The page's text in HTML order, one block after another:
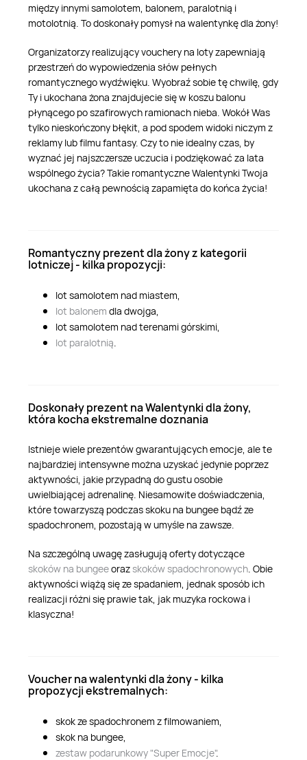
między innymi samolotem, balonem, paralotnią i
motolotnią. To doskonały pomysł na walentynkę dla żony!
Organizatorzy realizujący vouchery na loty zapewniają
przestrzeń do wypowiedzenia słów pełnych
romantycznego wydźwięku. Wyobraź sobie tę chwilę, gdy
Ty i ukochana żona znajdujecie się w koszu balonu
płynącego po szafirowych ramionach nieba. Wokół Was
tylko nieskończony błękit, a pod spodem widoki niczym z
reklamy lub filmu fantasy. Czy to nie idealny czas, by
wyznać jej najszczersze uczucia i podziękować za lata
wspólnego życia? Takie romantyczne Walentynki Twoja
ukochana z całą pewnością zapamięta do końca życia!
Romantyczny prezent dla żony z kategorii
lotniczej - kilka propozycji:
lot samolotem nad miastem,
lot balonem dla dwojga,
lot samolotem nad terenami górskimi,
lot paralotnią
Doskonały prezent na Walentynki dla żony,
która kocha ekstremalne doznania
Istnieje wiele prezentów gwarantujących emocje, ale te
najbardziej intensywne można uzyskać jedynie poprzez
aktywności, jakie przypadną do gustu osobie
uwielbiającej adrenalinę. Niesamowite doświadczenia,
które towarzyszą podczas skoku na bungee bądź ze
spadochronem, pozostają w umyśle na zawsze.
Na szczególną uwagę zasługują oferty dotyczące
skoków na bungeeoraz skoków spadochronowych . Obie
aktywności wiążą się ze spadaniem, jednak sposób ich
realizacji różni się prawie tak, jak muzyka rockowa i
klasyczna!
Voucher na walentynki dla żony - kilka
propozycji ekstremalnych:
skok ze spadochronem z filmowaniem,
skok na bungee,
zestaw podarunkowy "Super Emocje".